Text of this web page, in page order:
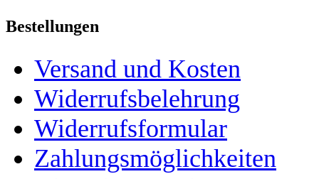
Bestellungen
Versand und Kosten
Widerrufsbelehrung
Widerrufsformular
Zahlungsmöglichkeiten